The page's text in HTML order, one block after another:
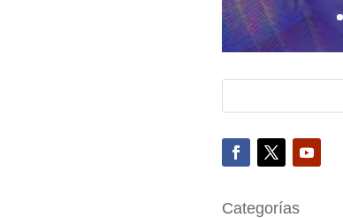
Categorías